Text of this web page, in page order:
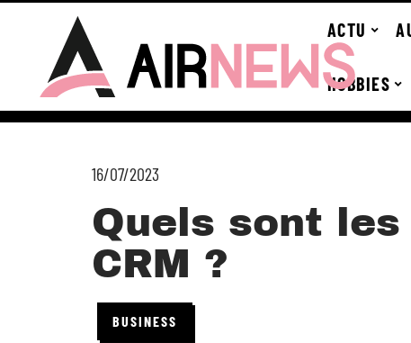
ACTU
HOBBIES
16/07/2023
Quels sont
CRM ?
BUSINESS